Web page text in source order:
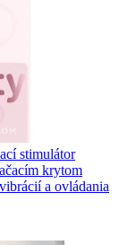
stimulátor
krytom
a ovládania